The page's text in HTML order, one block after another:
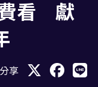
費看 獻
分享